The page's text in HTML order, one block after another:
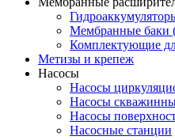
Мембранные баки
Комплектующие
Метизы и крепеж
Насосы
Насосы
Насосы
Насосы
Насосные станции